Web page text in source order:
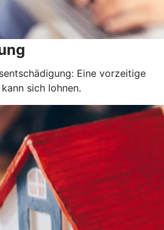
Eine vorzeitige
sich lohnen.